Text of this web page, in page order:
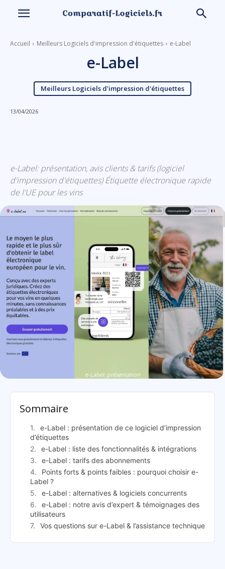
Accueil Meilleurs Logiciels d'impression d'étiquettes e-Label
e-Label
Meilleurs Logiciels d'impression d'étiquettes
13/04/2026
e-Label: présentation, avis clients & tarifs (logiciel
d'impression d'étiquettes) Étiquette électronique rapide
de l'UE pour les vins
e-Label: présentation
Sommaire
e-Label : présentation de ce logiciel d’impression
d’étiquettes
e-Label : liste des fonctionnalités & intégrations
e-Label : tarifs des abonnements
Points forts & points faibles : pourquoi choisir e-
Label ?
e-Label : alternatives & logiciels concurrents
e-Label : notre avis d’expert & témoignages des
utilisateurs
Vos questions sur e-Label & l’assistance technique